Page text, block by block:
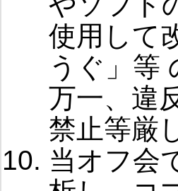
使用して
うぐ」等
万一、違
禁止等厳
当オフ会